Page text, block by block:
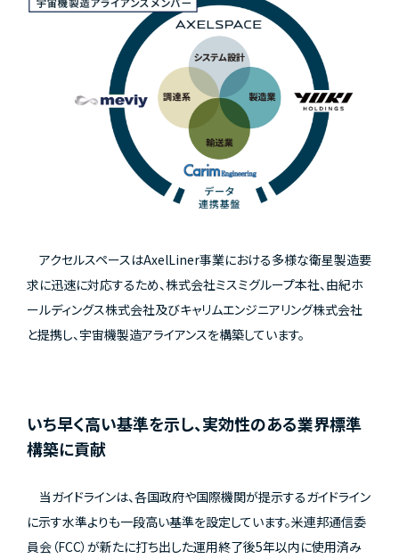
アクセルスペースはAxelLiner事業における多様な衛星製造要
求に迅速に対応するため、株式会社ミスミグループ本社、由紀ホ
ールディングス株式会社及びキャリムエンジニアリング株式会社
と提携し、宇宙機製造アライアンスを構築しています。
いち早く高い基準を示し、実効性のある業界標準
構築に貢献
当ガイドラインは、各国政府や国際機関が提示するガイドライン
に示す水準よりも一段高い基準を設定しています。米連邦通信委
員会（FCC）が新たに打ち出した運用終了後5年以内に使用済み